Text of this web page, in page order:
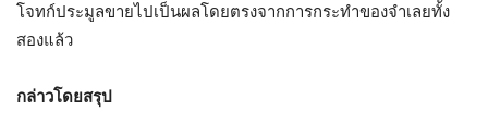
โจทก์ประมูลขายไปเป็นผลโดยตรงจากการกระทำของจำเลยทั้ง
สองแล้ว
กล่าวโดยสรุป